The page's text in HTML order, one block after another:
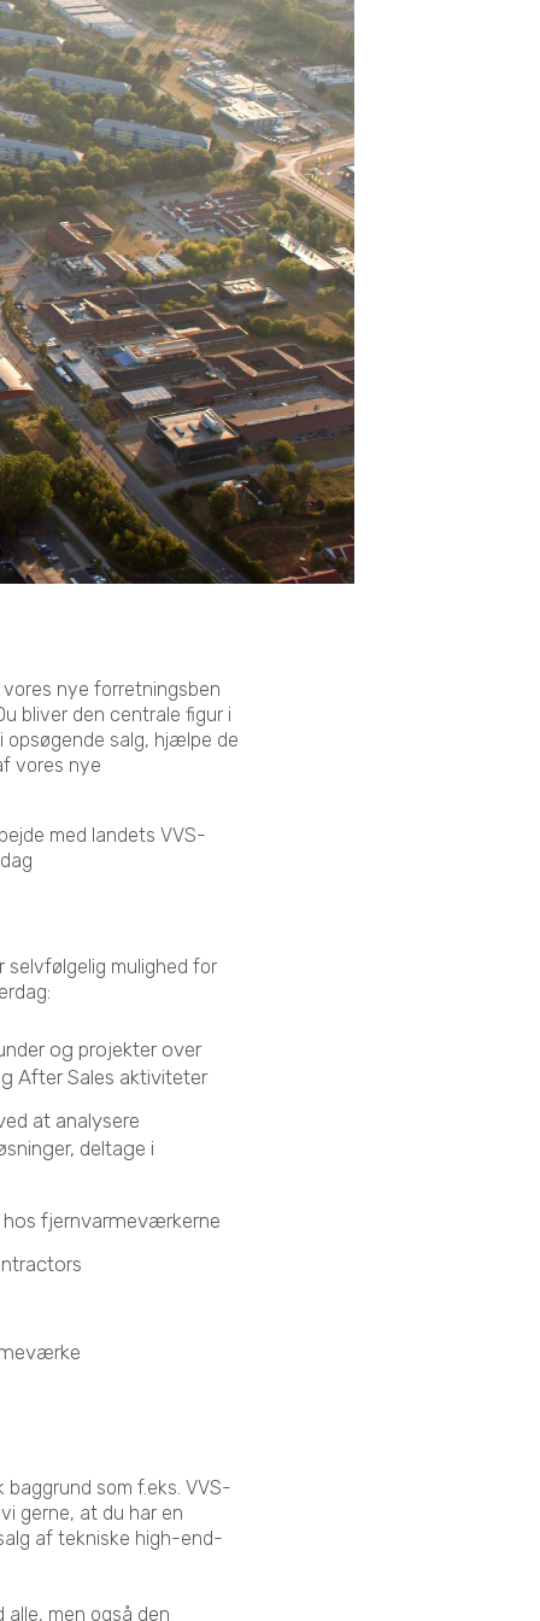
nye forretningsben
bliver den centrale figur i
opsøgende salg, hjælpe de
vores nye
med landets VVS-
selvfølgelig mulighed for
og projekter over
After Sales aktiviteter
at analysere
deltage i
fjernvarmeværkerne
som f.eks. VVS-
gerne, at du har en
af tekniske high-end-
men også den